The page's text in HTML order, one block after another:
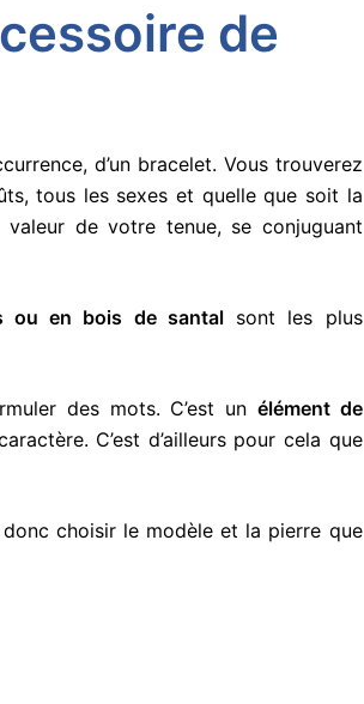
de
d’un bracelet. Vous trouverez
tous les sexes et quelle que soit la
de votre tenue, se conjuguant
ou en bois de santalsont les plus
des mots. C’est un élément de
C’est d’ailleurs pour cela que
choisir le modèle et la pierre que